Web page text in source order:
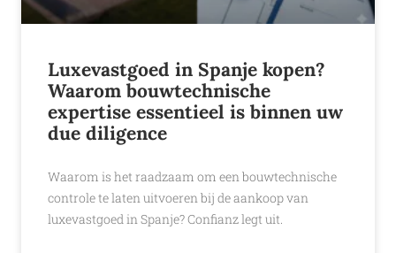
Luxevastgoed in Spanje kopen?
Waarom bouwtechnische
expertise essentieel is binnen uw
due diligence
Waarom is het raadzaam om een bouwtechnische
controle te laten uitvoeren bij de aankoop van
luxevastgoed in Spanje? Confianz legt uit.